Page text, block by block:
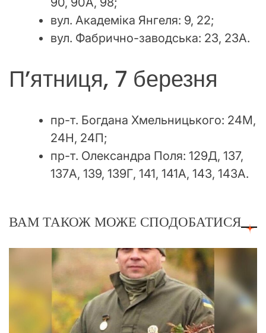
вул. Академіка Янгеля: 9, 22;
вул. Фабрично-заводська: 23, 23А.
П’ятниця, 7 березня
пр-т. Богдана Хмельницького: 24М,
24Н, 24П;
пр-т. Олександра Поля: 129Д, 137,
137А, 139, 139Г, 141, 141А, 143, 143А.
ВАМ ТАКОЖ МОЖЕ СПОДОБАТИСЯ